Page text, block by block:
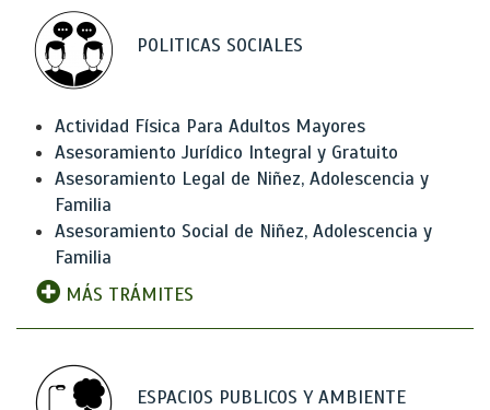
POLITICAS SOCIALES
Actividad Física Para Adultos Mayores
Asesoramiento Jurídico Integral y Gratuito
Asesoramiento Legal de Niñez, Adolescencia y
Familia
Asesoramiento Social de Niñez, Adolescencia y
Familia
MÁS TRÁMITES
ESPACIOS PUBLICOS Y AMBIENTE